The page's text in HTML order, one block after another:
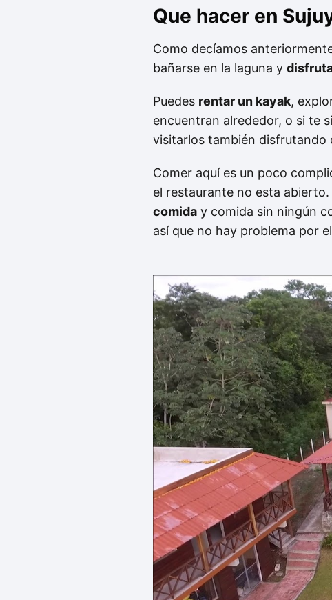
Que hacer en
Como decíamos
bañarse en la laguna y
Puedes rentar un kayak,
encuentran alrededor, o si te
visitarlos también disfrutando
Comer aquí es un poco
el restaurante no esta
comida y comida sin ningún
así que no hay problema por